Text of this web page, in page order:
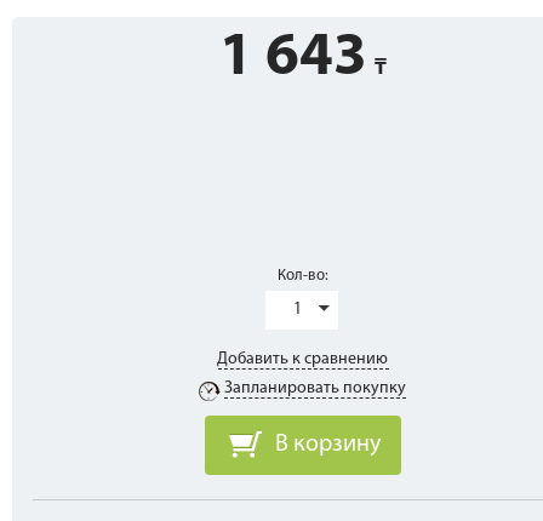
1 643
Кол-во:
1
Добавить к сравнению
Запланировать покупку
В корзину